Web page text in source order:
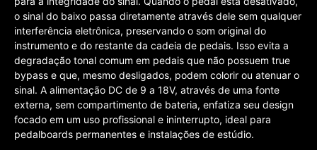
o sinal do baixo passa diretamente através dele sem qualquer
interferência eletrônica, preservando o som original do
instrumento e do restante da cadeia de pedais. Isso evita a
degradação tonal comum em pedais que não possuem true
bypass e que, mesmo desligados, podem colorir ou atenuar o
sinal. A alimentação DC de 9 a 18V, através de uma fonte
externa, sem compartimento de bateria, enfatiza seu design
focado em um uso profissional e ininterrupto, ideal para
pedalboards permanentes e instalações de estúdio.